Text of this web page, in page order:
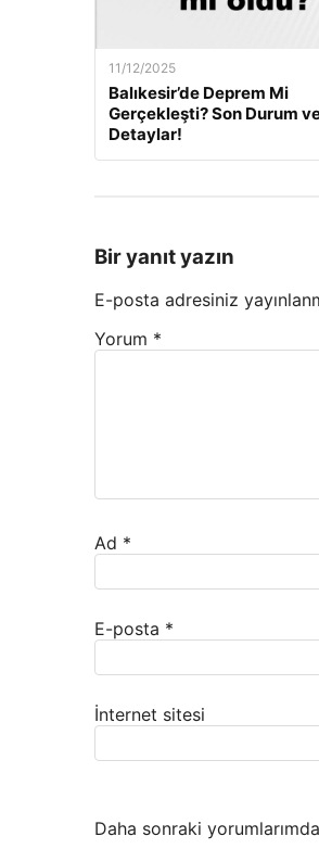
11/12/2025
Balıkesir’de Deprem Mi
Gerçekleşti? Son Durum
Detaylar!
Bir yanıt yazın
E-posta adresiniz
Yorum *
Ad *
E-posta *
İnternet sitesi
Daha sonraki